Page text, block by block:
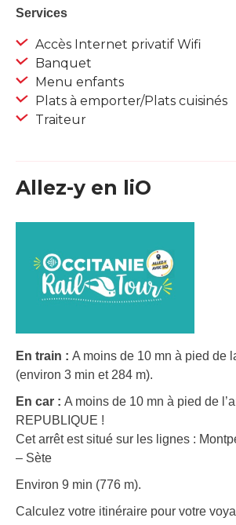
Services
Accès Internet privatif Wifi
Banquet
Menu enfants
Plats à emporter/Plats cuisinés
Traiteur
Allez-y en liO
En train : A moins de 10 mn à pied de
(environ 3 min et 284 m).
En car : A moins de 10 mn à pied de
REPUBLIQUE !
Cet arrêt est situé sur les lignes :
– Sète
Environ 9 min (776 m).
Calculez votre itinéraire pour votre